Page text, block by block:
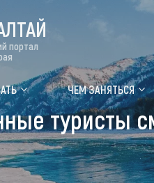
портал
ЧЕМ ЗАНЯТЬСЯ
туристы